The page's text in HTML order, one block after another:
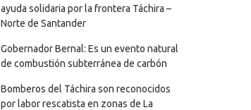
ayuda solidaria por la frontera Táchira –
Norte de Santander
Gobernador Bernal: Es un evento natural
de combustión subterránea de carbón
Bomberos del Táchira son reconocidos
por labor rescatista en zonas de La